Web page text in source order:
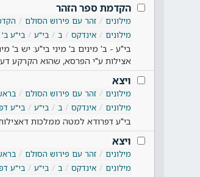
הקדמת ספר הזהר
מילונים זהר עם פירוש הסולם
מילונים
אינדקס ב בי"ע בי"ע ב'
בי"ע - ב' מינים ב' מיני בי"ע: יש ב'
אצילות ע"י הפרסא, שהוא הקרקע
ויצא
מילונים זהר עם פירוש הסולם
מילונים
אינדקס ב בי"ע בי"ע
בי"ע דפרודא למטה ממלכות
ויצא
מילונים זהר עם פירוש הסולם
מילונים
אינדקס ב בי"ע בי"ע